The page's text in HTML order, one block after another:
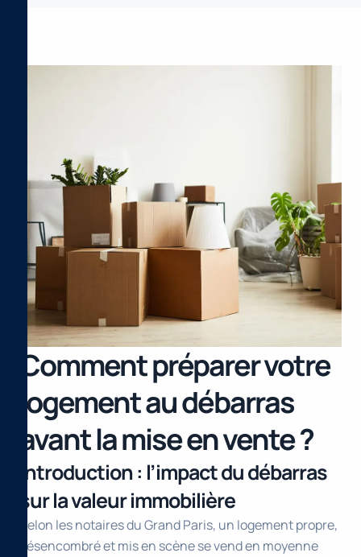
Comment préparer votre
logement au débarras
avant la mise en vente ?
Introduction : l’impact du débarras
sur la valeur immobilière
Selon les notaires du Grand Paris, un logement propre,
désencombré et mis en scène se vend en moyenne